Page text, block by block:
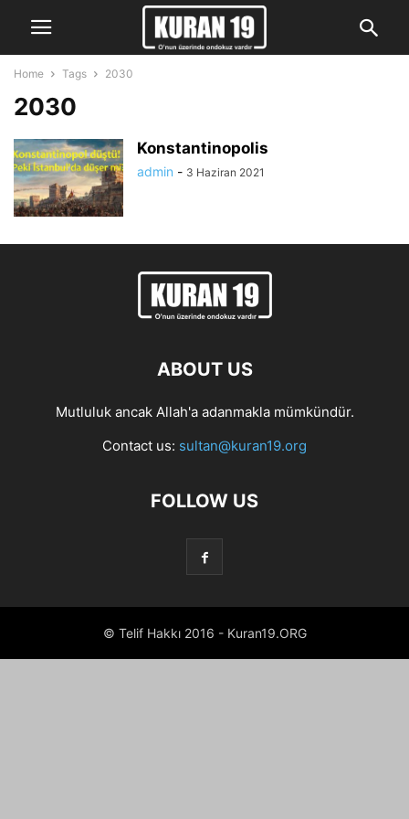
Home Tags 2030
2030
Konstantinopolis
admin - 3 Haziran 2021
ABOUT US
Mutluluk ancak Allah'a adanmakla mümkündür.
Contact us: sultan@kuran19.org
FOLLOW US
© Telif Hakkı 2016 - Kuran19.ORG